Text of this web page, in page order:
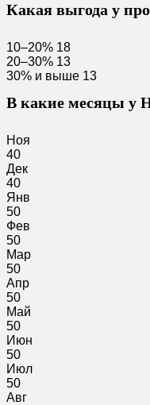
Какая выгода у
10–20% 18
20–30% 13
30% и выше 13
В какие месяцы у
Ноя
40
Дек
40
Янв
50
Фев
50
Мар
50
Апр
50
Май
50
Июн
50
Июл
50
Авг